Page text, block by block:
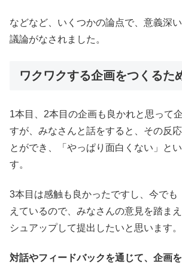
などなど、いくつかの論点で、意義深
議論がなされました。
ワクワクする企画をつくるた
1本目、2本目の企画も良かれと思って
すが、みなさんと話をすると、その反
とができ、「やっぱり面白くない」と
す。
3本目は感触も良かったですし、今でも
えているので、みなさんの意見を踏ま
シュアップして提出したいと思います。
対話やフィードバックを通じて、企画